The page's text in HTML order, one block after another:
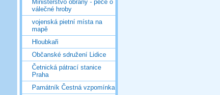
Ministerstvo obrany - péče o
válečné hroby
vojenská pietní místa na
mapě
Hloubkaři
Občanské sdružení Lidice
Četnická pátrací stanice
Praha
Památník Čestná vzpomínka